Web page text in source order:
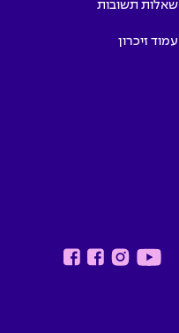
שאלות תשובות
עמוד זיכרון